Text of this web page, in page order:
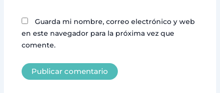
Guarda mi nombre, correo electrónico y web
en este navegador para la próxima vez que
comente.